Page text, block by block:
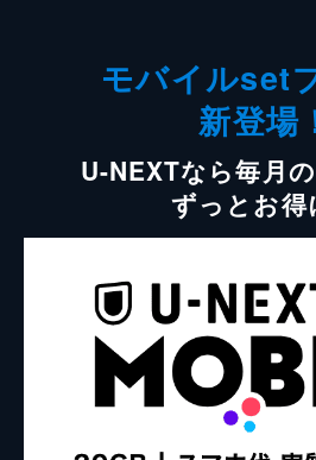
モバイルset
新登場
U-NEXTなら毎月
ずっとお得